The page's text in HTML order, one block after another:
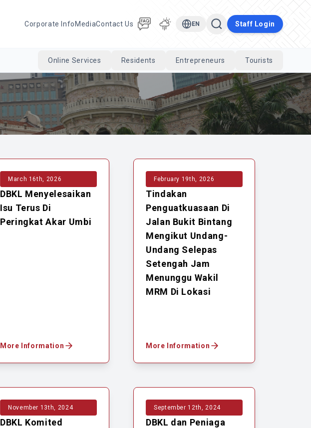
Corporate Info MediaContact Us EN Staff Login
Cari
Online Services Residents Entrepreneurs Tourists
March 16th, 2026
DBKL Menyelesaikan
Isu Terus Di
Peringkat Akar Umbi
More Information
February 19th, 2026
Tindakan
Penguatkuasaan Di
Jalan Bukit Bintang
Mengikut Undang-
Undang Selepas
Setengah Jam
Menunggu Wakil
MRM Di Lokasi
More Information
November 13th, 2024
DBKL Komited
September 12th, 2024
DBKL dan Peniaga